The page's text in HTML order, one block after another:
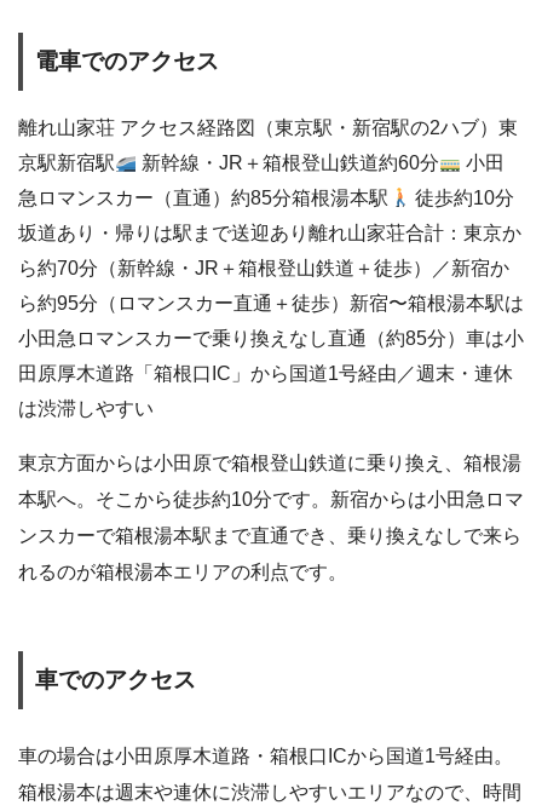
電車でのアクセス
離れ山家荘 アクセス経路図（東京駅・新宿駅の2ハブ）東
京駅新宿駅
新幹線・JR＋箱根登山鉄道約60分
小田
急ロマンスカー（直通）約85分箱根湯本駅
徒歩約10分
坂道あり・帰りは駅まで送迎あり離れ山家荘合計：東京か
ら約70分（新幹線・JR＋箱根登山鉄道＋徒歩）／新宿か
ら約95分（ロマンスカー直通＋徒歩）新宿〜箱根湯本駅は
小田急ロマンスカーで乗り換えなし直通（約85分）車は小
田原厚木道路「箱根口IC」から国道1号経由／週末・連休
は渋滞しやすい
東京方面からは小田原で箱根登山鉄道に乗り換え、箱根湯
本駅へ。そこから徒歩約10分です。新宿からは小田急ロマ
ンスカーで箱根湯本駅まで直通でき、乗り換えなしで来ら
れるのが箱根湯本エリアの利点です。
車でのアクセス
車の場合は小田原厚木道路・箱根口ICから国道1号経由。
箱根湯本は週末や連休に渋滞しやすいエリアなので、時間